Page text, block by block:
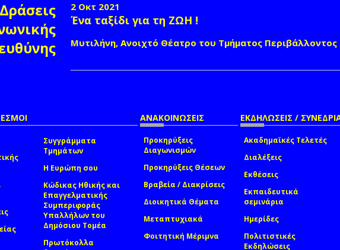
Δράσεις
2 Οκτ 2021
Ένα ταξίδι για τη ΖΩΗ !
Μυτιλήνη, Ανοιχτό Θέατρο του Τμήματος Περιβάλλοντος
Συγγράμματα
Τμημάτων
Η Ευρώπη σου
Κώδικας Ηθικής και
Επαγγελματικής
Συμπεριφοράς
Υπαλλήλων του
Δημόσιου Τομέα
Πρωτόκολλα
ΑΝΑΚΟΙΝΩΣΕΙΣ
Προκηρύξεις
Διαγωνισμών
Προκηρύξεις Θέσεων
Βραβεία / Διακρίσεις
Διοικητικά Θέματα
Μεταπτυχιακά
Φοιτητική Μέριμνα
ΕΚΔΗΛΩΣΕΙΣ /
Ακαδημαϊκές Τελετές
Διαλέξεις
Εκθέσεις
Εκπαιδευτικά
σεμινάρια
Ημερίδες
Πολιτιστικές
Εκδηλώσεις